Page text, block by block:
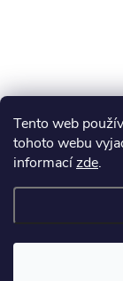
Tento web
tohoto webu
informacízde.